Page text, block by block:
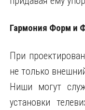
Гармония Форм и
При
не только
Ниши могут
установки